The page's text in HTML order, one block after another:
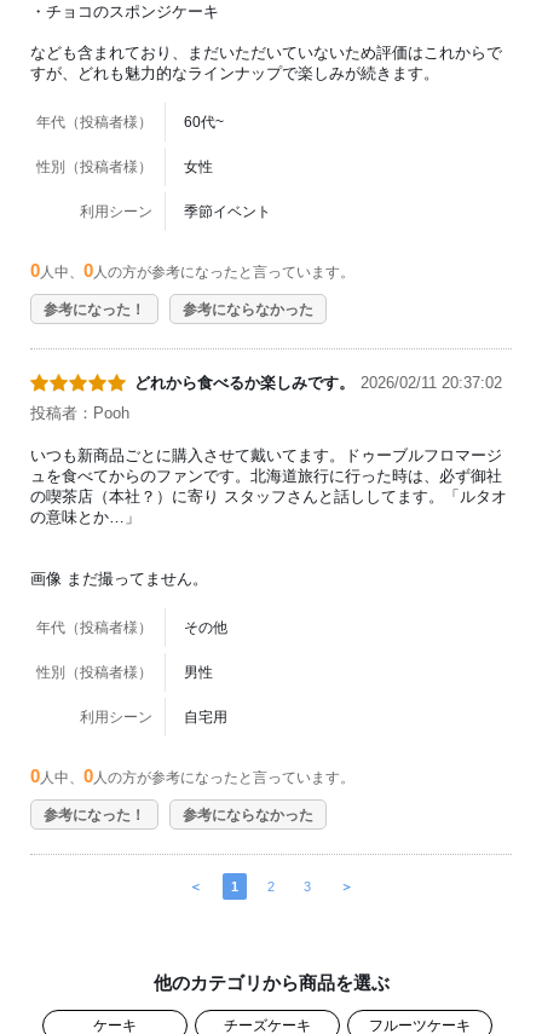
・チョコのスポンジケーキ
なども含まれており、まだいただいていないため評価はこれからで
すが、どれも魅力的なラインナップで楽しみが続きます。
年代（投稿者様） 60代~
性別（投稿者様） 女性
利用シーン 季節イベント
0 人中、 0 人の方が参考になったと言っています。
参考になった！ 参考にならなかった
どれから食べるか楽しみです。
2026/02/11 20:37:02
投稿者：Pooh
いつも新商品ごとに購入させて戴いてます。ドゥーブルフロマージ
ュを食べてからのファンです。北海道旅行に行った時は、必ず御社
の喫茶店（本社？）に寄り スタッフさんと話ししてます。「ルタオ
の意味とか…」
画像 まだ撮ってません。
年代（投稿者様） その他
性別（投稿者様） 男性
利用シーン 自宅用
0 人中、 0 人の方が参考になったと言っています。
参考になった！ 参考にならなかった
＜ 1 2 3 ＞
他のカテゴリから商品を選ぶ
ケーキ チーズケーキ フルーツケーキ